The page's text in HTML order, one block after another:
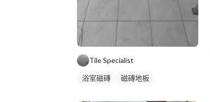
Tile Specialist
浴室磁磚 磁磚地板